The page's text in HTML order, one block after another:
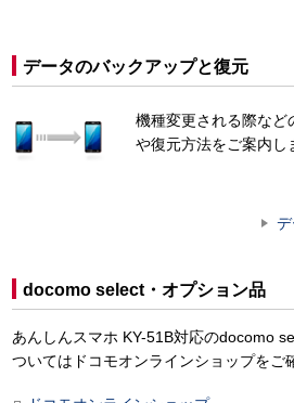
データのバックアップと復元
機種変更される際な
や復元方法をご案内し
docomo select・オプション品
あんしんスマホ KY-51B対応のdocomo
ついてはドコモオンラインショップをご